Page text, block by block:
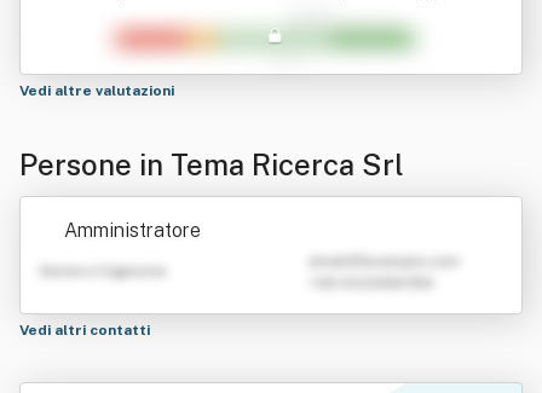
Vedi altre valutazioni
Persone in Tema Ricerca Srl
Amministratore
Nome e Cognome
Vedi altri contatti